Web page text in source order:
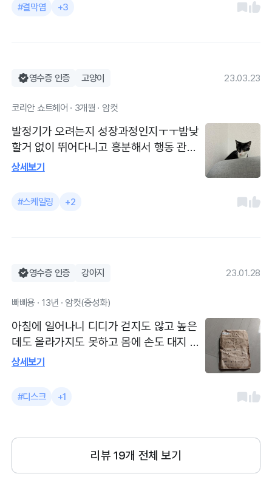
고양이와 강아지 대기실이 분리되어 있어
도 자세하게 해 주셔서 감사한 마음이 들었
막염으로 진료받았는데 진료실 컴퓨터로 여
러 비슷한 사례들 사진을 보여 주시며 예후
까지 정말 자세하게 설명해 주셔서 안심이
되었고 앞으로도 쭉 해담에서 진료 받을 것
같아요.
#결막염 +3
영수증 인증 고양이 23.03.23
코리안 쇼트헤어 · 3개월 · 암컷
발정기가 오려는지 성장과정인지ㅜㅜ밤낮
할거 없이 뛰어다니고 흥분해서 행동 관련
해서도 상담받았어요! 심장사상충 예방접
왔습니다ㅎㅎ 양치를 제대로 못해줬는데 조
금씩 아가한테 드러나는거 같아서 열심히하
쾌히 이해해주셔서 감사합니다ㅜㅜㅜ
상세보기
#스케일링 +2
영수증 인증 강아지 23.01.28
빠삐용 · 13년 · 암컷(중성화)
아침에 일어나니 디디가 걷지도 않고 높은
데도 올라가지도 못하고 몸에 손도 대지 못
하게 하였습니다 원장님이 진료실에서 아
의 상태를 좀 지켜보자고 하였음 최근에 개
이 많았고 원장님이 매우 친절하게 설명을
해주시고 상담해 주었음
상세보기
#디스크 +1
리뷰19개 전체 보기